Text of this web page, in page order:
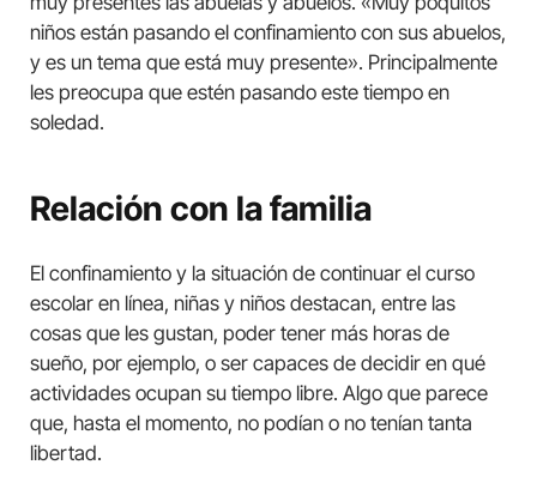
niños están pasando el confinamiento con sus abuelos,
y es un tema que está muy presente». Principalmente
les preocupa que estén pasando este tiempo en
soledad.
Relación con la familia
El confinamiento y la situación de continuar el curso
escolar en línea, niñas y niños destacan, entre las
cosas que les gustan, poder tener más horas de
sueño, por ejemplo, o ser capaces de decidir en qué
actividades ocupan su tiempo libre. Algo que parece
que, hasta el momento, no podían o no tenían tanta
libertad.